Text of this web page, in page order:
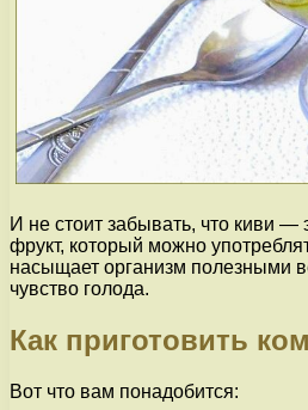
И не стоит забывать, что киви —
фрукт, который можно
насыщает организм полезными
чувство голода.
Как приготовить
Вот что вам понадобится: